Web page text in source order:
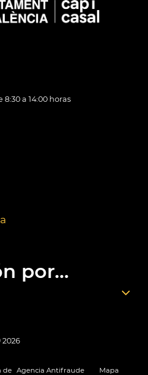
8:30 a 14:00 horas
por...
2026
de Agencia Antifraude
Mapa